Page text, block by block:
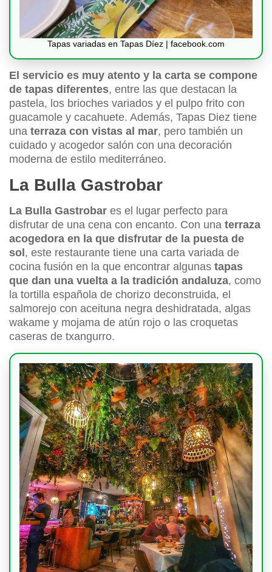
Tapas variadas en Tapas Díez | facebook.com
El servicio es muy atento y la carta se compone
de tapas diferentes, entre las que destacan la
pastela, los brioches variados y el pulpo frito con
guacamole y cacahuete. Además, Tapas Diez tiene
una terraza con vistas al mar, pero también un
cuidado y acogedor salón con una decoración
moderna de estilo mediterráneo.
La Bulla Gastrobar
La Bulla Gastrobar es el lugar perfecto para
disfrutar de una cena con encanto. Con una terraza
acogedora en la que disfrutar de la puesta de
sol , este restaurante tiene una carta variada de
cocina fusión en la que encontrar algunas tapas
que dan una vuelta a la tradición andaluza, como
la tortilla española de chorizo deconstruida, el
salmorejo con aceituna negra deshidratada, algas
wakame y mojama de atún rojo o las croquetas
caseras de txangurro.